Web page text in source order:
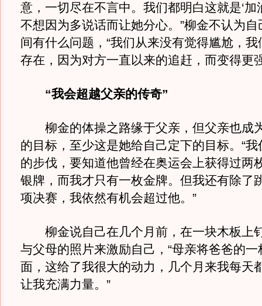
意，一切尽在不言中。我们都明白这就是‘加
不想因为多说话而让她分心。”柳金不认为
间有什么问题，“我们从来没有觉得尴尬，
存在，因为对方一直以来的追赶，而变得更
“我会超越父亲的传奇”
柳金的体操之路缘于父亲，但父亲也成
的目标，至少这是她给自己定下的目标。“
的步伐，要知道他曾经在奥运会上获得过两
银牌，而我才只有一枚金牌。但我还有除了
项决赛，我依然有机会超过他。”
柳金说自己在几个月前，在一块木板上
与父母的照片来激励自己，“母亲将爸爸的
面，这给了我很大的动力，几个月来我每天
让我充满力量。”